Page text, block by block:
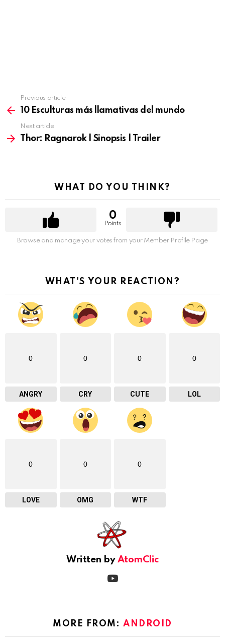
more
Previous article
10 Esculturas más llamativas del mundo
Next article
Thor: Ragnarok | Sinopsis | Trailer
WHAT DO YOU THINK?
0
Points
Browse and manage your votes from your Member Profile Page
WHAT'S YOUR REACTION?
0
ANGRY
0
CRY
0
CUTE
0
LOL
0
LOVE
0
OMG
0
WTF
Written by AtomClic
MORE FROM:ANDROID